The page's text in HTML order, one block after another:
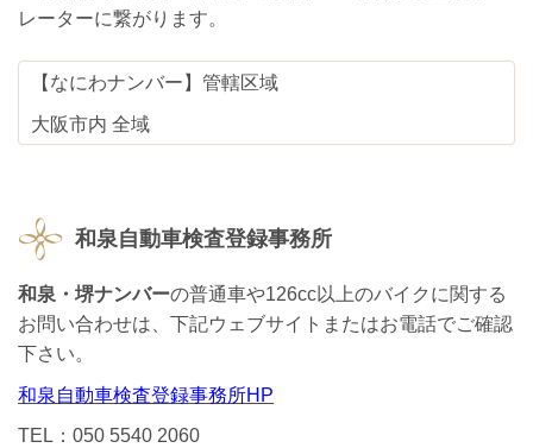
レーターに繋がります。
【なにわナンバー】管轄区域
大阪市内 全域
和泉自動車検査登録事務所
和泉・堺ナンバーの普通車や126cc以上のバイクに関する
お問い合わせは、下記ウェブサイトまたはお電話でご確認
下さい。
和泉自動車検査登録事務所HP
TEL：050 5540 2060